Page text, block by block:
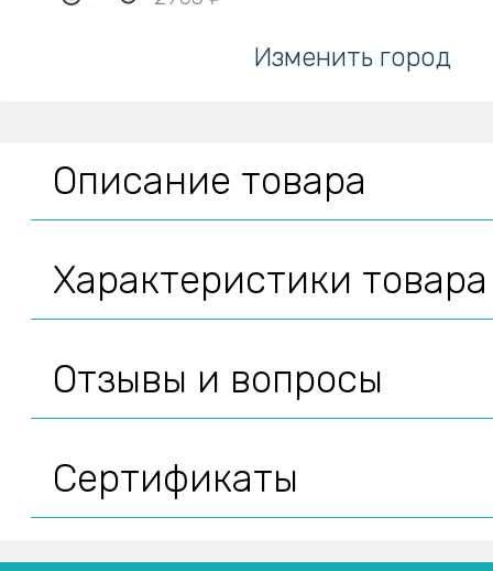
Изменить город
Описание товара
Характеристики товара
Отзывы и вопросы
Сертификаты